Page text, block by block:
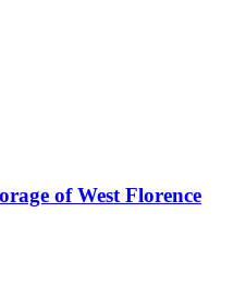
of West Florence